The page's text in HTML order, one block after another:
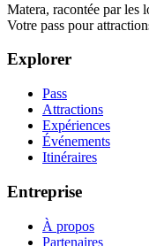
Matera, racontée par les
Votre pass pour
Explorer
Pass
Attractions
Expériences
Événements
Itinéraires
Entreprise
À propos
Partenaires